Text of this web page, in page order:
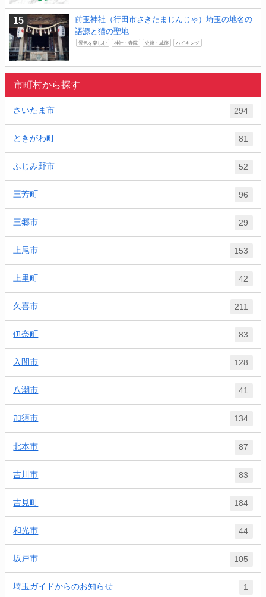
前玉神社（行田市さきたまじんじゃ）埼玉の地名の
語源と猫の聖地
景色を楽しむ 神社・寺院 史跡・城跡 ハイキング
市町村から探す
さいたま市 294
ときがわ町 81
ふじみ野市 52
三芳町 96
三郷市 29
上尾市 153
上里町 42
久喜市 211
伊奈町 83
入間市 128
八潮市 41
加須市 134
北本市 87
吉川市 83
吉見町 184
和光市 44
坂戸市 105
埼玉ガイドからのお知らせ 1